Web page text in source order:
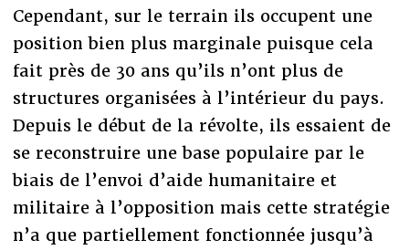
Cependant, sur le terrain ils occupent une
position bien plus marginale puisque cela
fait près de 30 ans qu’ils n’ont plus de
structures organisées à l’intérieur du pays.
Depuis le début de la révolte, ils essaient de
se reconstruire une base populaire par le
biais de l’envoi d’aide humanitaire et
militaire à l’opposition mais cette stratégie
n’a que partiellement fonctionnée jusqu’à